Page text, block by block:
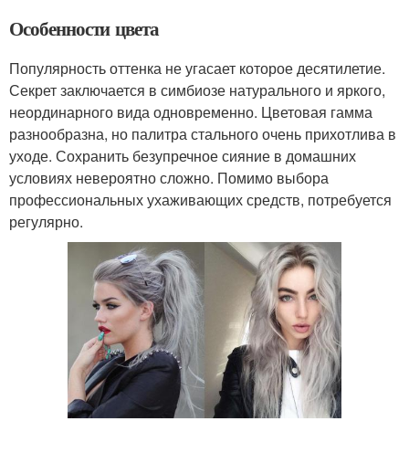
Особенности цвета
Популярность оттенка не угасает которое десятилетие.
Секрет заключается в симбиозе натурального и яркого,
неординарного вида одновременно. Цветовая гамма
разнообразна, но палитра стального очень прихотлива в
уходе. Сохранить безупречное сияние в домашних
условиях невероятно сложно. Помимо выбора
профессиональных ухаживающих средств, потребуется
регулярно.